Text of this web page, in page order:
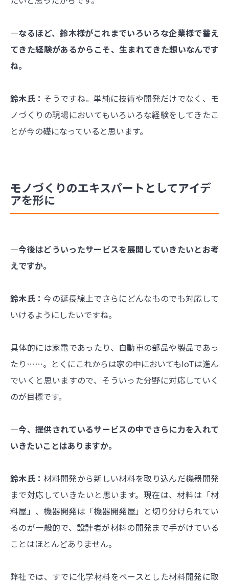
―なるほど、鈴木様がこれまでいろいろな企業様で蓄え
てきた経験があるからこそ、生まれてきた想いなんです
ね。
鈴木氏： そうですね。単純に技術や開発だけでなく、モ
ノづくりの現場においてもいろいろな経験をしてきたこ
とが今の礎になっていると思います。
モノづくりのエキスパートとしてアイデ
アを形に
―今後はどういったサービスを展開していきたいとお考
えですか。
鈴木氏：今の延長線上でさらにどんなものでも対応して
いけるようにしたいですね。
具体的には家電であったり、自動車の部品や製品であっ
たり……。とくにこれからは家の中においてもIoTは進ん
でいくと思いますので、そういった分野に対応していく
のが目標です。
―今、提供されているサービスの中でさらに力を入れて
いきたいことはありますか。
鈴木氏：材料開発から新しい材料を取り込んだ機器開発
まで対応していきたいと思います。現在は、材料は「材
料屋」、機器開発は「機器開発屋」と切り分けられてい
るのが一般的で、設計者が材料の開発まで手がけている
ことはほとんどありません。
弊社では、すでに化学材料をベースとした材料開発に取